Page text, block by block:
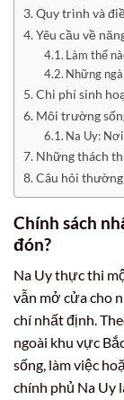
Quy trình và
Yêu cầu về
Làm thế
Những
Chi phí sinh
Môi trường
Na Uy:
Những thách
Câu hỏi
Chính sách
đón?
Na Uy thực thi
vẫn mở cửa cho
chí nhất định.
ngoài khu vực
sống, làm việc
chính phủ Na Uy